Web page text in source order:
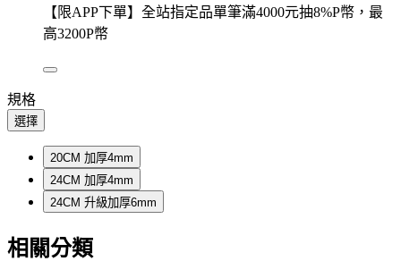
【限APP下單】全站指定品單筆滿4000元抽8%P幣，最
高3200P幣
規格
選擇
20CM 加厚4mm
24CM 加厚4mm
24CM 升級加厚6mm
相關分類